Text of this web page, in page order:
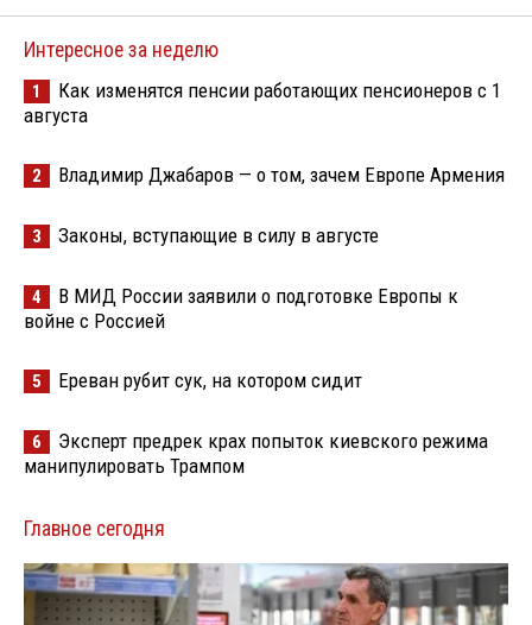
Интересное за неделю
1
Как изменятся пенсии работающих пенсионеров с 1
августа
2 Владимир Джабаров — о том, зачем Европе Армения
3 Законы, вступающие в силу в августе
4
В МИД России заявили о подготовке Европы к
войне с Россией
5 Ереван рубит сук, на котором сидит
6
Эксперт предрек крах попыток киевского режима
манипулировать Трампом
Главное сегодня